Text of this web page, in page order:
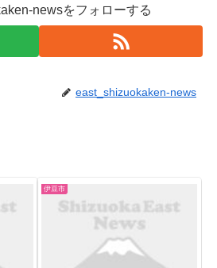
newsをフォローする
east_shizuokaken-news
伊豆市